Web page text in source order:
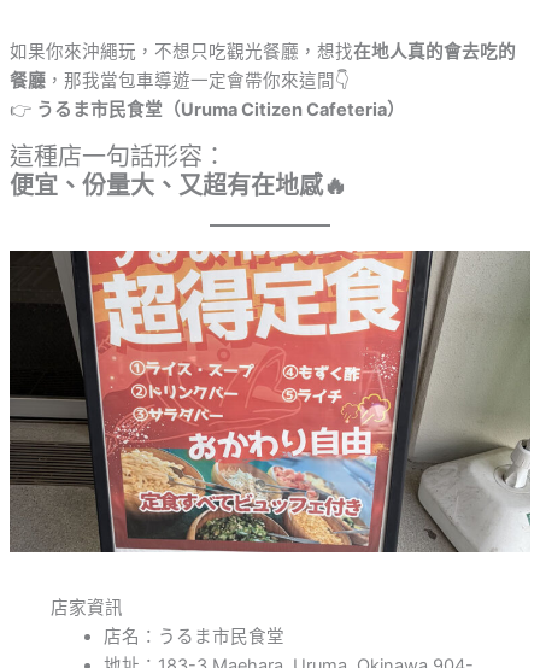
如果你來沖繩玩，不想只吃觀光餐廳，想找在地人真的會去吃的
餐廳，那我當包車導遊一定會帶你來這間👇
👉 うるま市民食堂（Uruma Citizen Cafeteria）
這種店一句話形容：
便宜、份量大、又超有在地感🔥
店家資訊
店名：うるま市民食堂